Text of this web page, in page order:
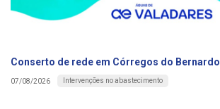
Conserto de rede em Córregos do Bernardo
07/08/2026 Intervenções no abastecimento